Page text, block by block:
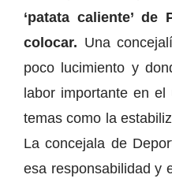
‘patata caliente’
colocar. Una
poco lucimiento y
labor importante en
temas como la
La concejala de
esa responsabilidad y